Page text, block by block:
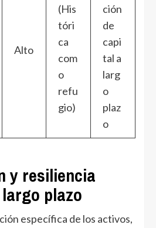
Alto
(His
tóri
ca
com
o
refu
gio)
ción
de
capi
tal a
larg
o
plaz
o
y resiliencia
plazo
específica de los activos,